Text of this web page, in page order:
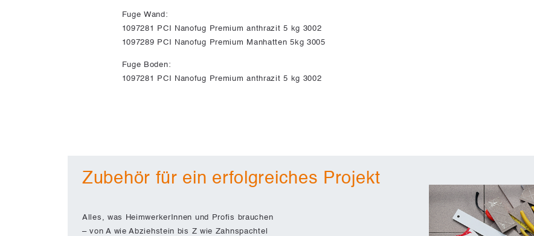
Fuge Wand:
1097281 PCI Nanofug Premium anthrazit 5 kg 3002
1097289 PCI Nanofug Premium Manhatten 5kg 3005
Fuge Boden:
1097281 PCI Nanofug Premium anthrazit 5 kg 3002
Zubehör für ein erfolgreiches Projekt
Alles, was HeimwerkerInnen und Profis brauchen
– von A wie Abziehstein bis Z wie Zahnspachtel